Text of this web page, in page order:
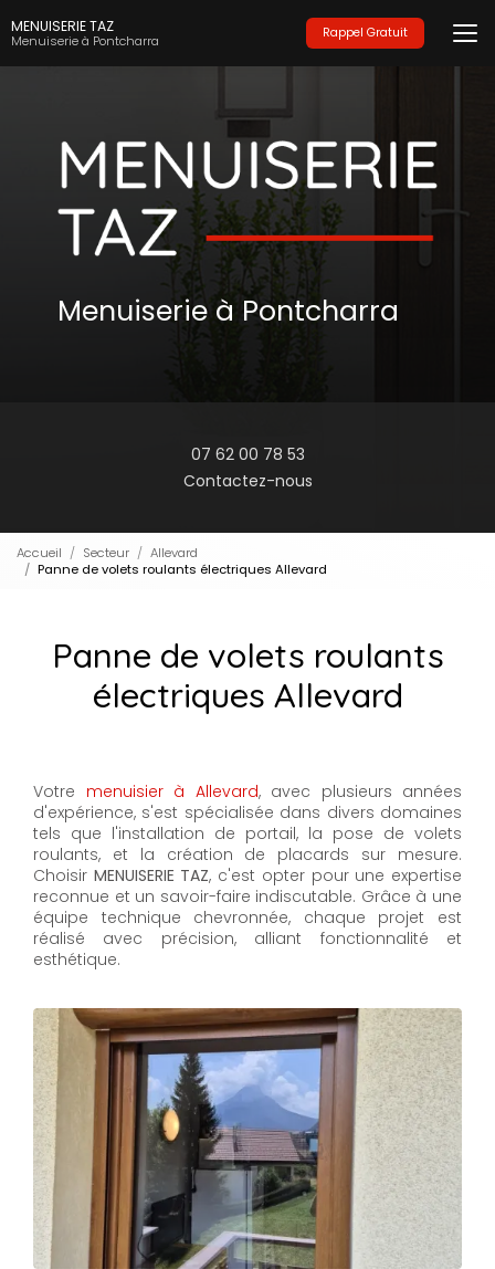
au
contenu
principal
MENUISERIE TAZ
Menuiserie à Pontcharra Rappel Gratuit
Menuiserie à Pontcharra
07 62 00 78 53
Contactez-nous
Accueil Secteur
Allevard
Panne de volets roulants électriques Allevard
Panne de volets roulants
électriques Allevard
Votre menuisier à Allevard, avec plusieurs années
d'expérience, s'est spécialisée dans divers domaines
tels que l'installation de portail, la pose de volets
roulants, et la création de placards sur mesure.
Choisir MENUISERIE TAZ, c'est opter pour une expertise
reconnue et un savoir-faire indiscutable. Grâce à une
équipe technique chevronnée, chaque projet est
réalisé avec précision, alliant fonctionnalité et
esthétique.